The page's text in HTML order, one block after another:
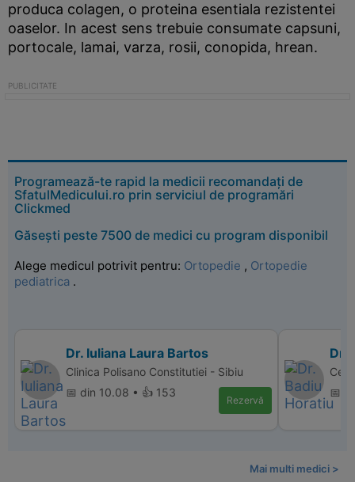
produca colagen, o proteina esentiala rezistentei
oaselor. In acest sens trebuie consumate capsuni,
portocale, lamai, varza, rosii, conopida, hrean.
Programează-te rapid la medicii recomandați de
SfatulMedicului.ro prin serviciul de programări
Clickmed
Găsești peste 7500 de medici cu program disponibil
Alege medicul potrivit pentru: Ortopedie , Ortopedie
pediatrica .
Dr. Iuliana Laura Bartos
Clinica Polisano Constitutiei - Sibiu
📅 din 10.08 • 👍 153
Rezervă
Dr.
📅
Mai multi medici >